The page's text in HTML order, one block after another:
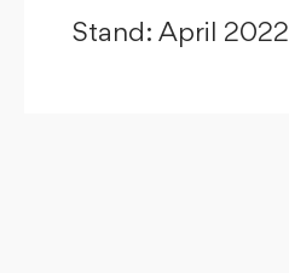
Stand: April 2022